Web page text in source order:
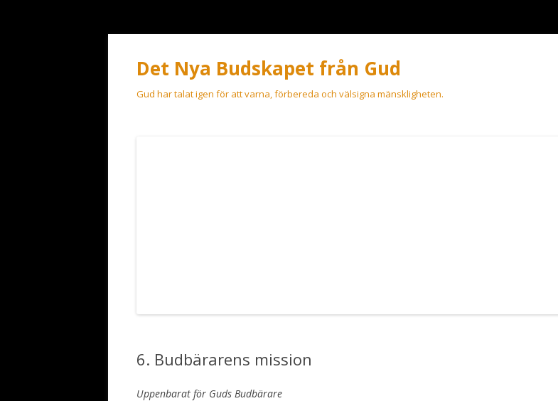
Det Nya Budskapet från Gud
Gud har talat igen för att varna, förbereda och välsigna mänskligheten.
6. Budbärarens mission
Uppenbarat för Guds Budbärare